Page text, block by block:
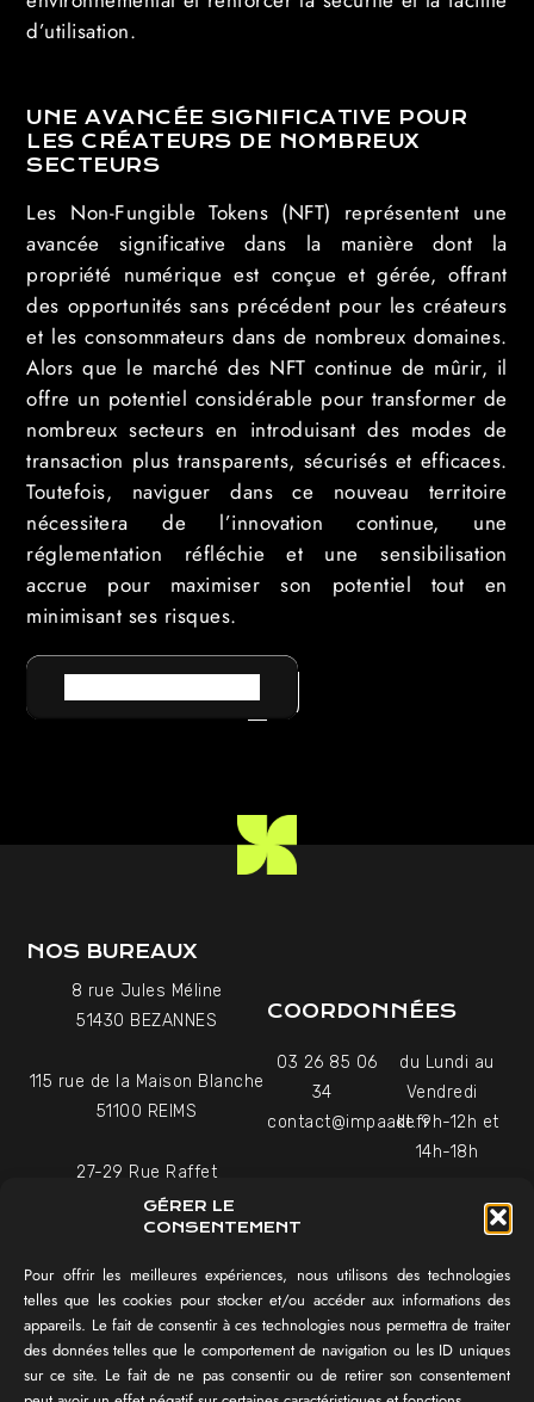
GÉRER LE
CONSENTEMENT
Pour offrir les meilleures expériences, nous utilisons des technologies
telles que les cookies pour stocker et/ou accéder aux informations des
appareils. Le fait de consentir à ces technologies nous permettra de traiter
des données telles que le comportement de navigation ou les ID uniques
sur ce site. Le fait de ne pas consentir ou de retirer son consentement
d’utilisation.
UNE AVANCÉE SIGNIFICATIVE POUR
LES CRÉATEURS DE NOMBREUX
SECTEURS
Les Non-Fungible Tokens (NFT) représentent une
avancée significative dans la manière dont la
propriété numérique est conçue et gérée, offrant
des opportunités sans précédent pour les créateurs
et les consommateurs dans de nombreux domaines.
Alors que le marché des NFT continue de mûrir, il
offre un potentiel considérable pour transformer de
nombreux secteurs en introduisant des modes de
transaction plus transparents, sécurisés et efficaces.
Toutefois, naviguer dans ce nouveau territoire
nécessitera de l’innovation continue, une
réglementation réfléchie et une sensibilisation
accrue pour maximiser son potentiel tout en
minimisant ses risques.
NOS BUREAUX
8 rue Jules Méline
51430 BEZANNES
115 rue de la Maison Blanche
51100 REIMS
27-29 Rue Raffet
75016 PARIS
COORDONNÉES
03 26 85 06
34
contact@impaakt.fr
du Lundi au
Vendredi
de 9h-12h et
14h-18h
vous
NAVIGATION
Témoignages vidéo
Équipe
Réalisations